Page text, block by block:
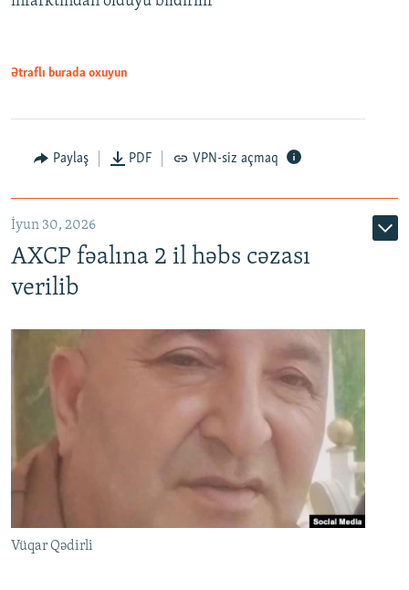
Ətraflı burada oxuyun
Paylaş PDF VPN-siz açmaq
İyun 30, 2026
AXCP fəalına 2 il həbs cəzası
verilib
Vüqar Qədirli